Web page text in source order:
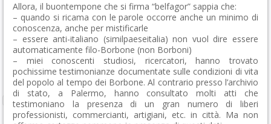
Allora, il buontempone che si firma “belfagor” sappia che:
– quando si ricama con le parole occorre anche un minimo di
conoscenza, anche per mistificarle
– essere anti-italiano (similpaeseitalia) non vuol dire essere
automaticamente filo-Borbone (non Borboni)
– miei conoscenti studiosi, ricercatori, hanno trovato
pochissime testimonianze documentate sulle condizioni di vita
del popolo al tempo dei Borbone. Al contrario presso l’archivio
di stato, a Palermo, hanno consultato molti atti che
testimoniano la presenza di un gran numero di liberi
professionisti, commercianti, artigiani, etc. in città. Ma non